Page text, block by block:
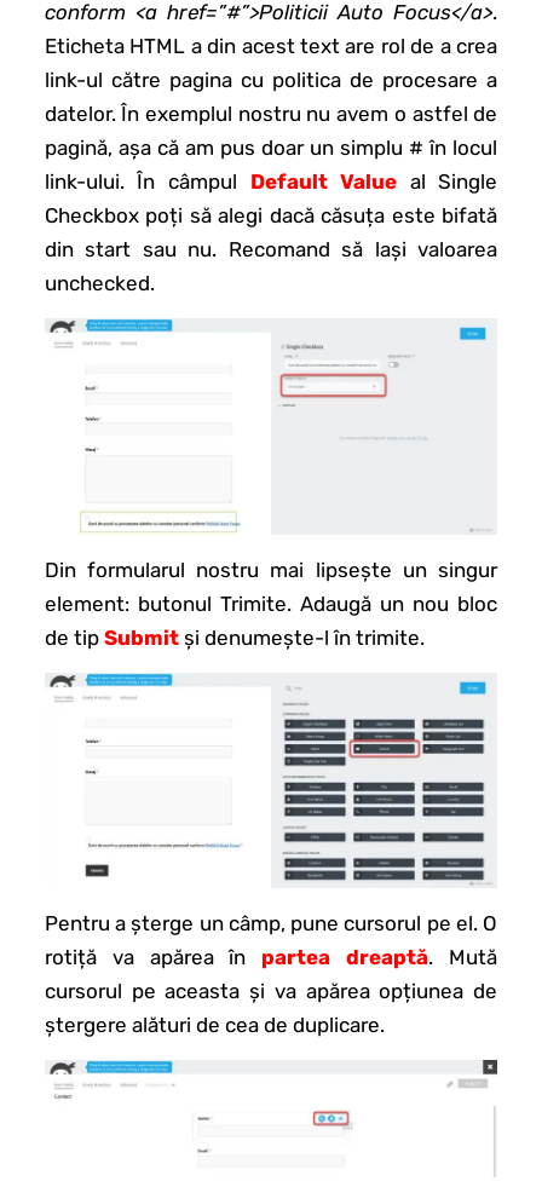
conform <a href=”#”>Politicii Auto Focus</a>.
Eticheta HTML a din acest text are rol de a crea
link-ul către pagina cu politica de procesare a
datelor. În exemplul nostru nu avem o astfel de
pagină, așa că am pus doar un simplu # în locul
link-ului. În câmpul Default Value al Single
Checkbox poți să alegi dacă căsuța este bifată
din start sau nu. Recomand să lași valoarea
unchecked.
Din formularul nostru mai lipsește un singur
element: butonul Trimite. Adaugă un nou bloc
de tip Submit și denumește-l în trimite.
Pentru a șterge un câmp, pune cursorul pe el. O
rotiță va apărea în partea dreaptă. Mută
cursorul pe aceasta și va apărea opțiunea de
ștergere alături de cea de duplicare.